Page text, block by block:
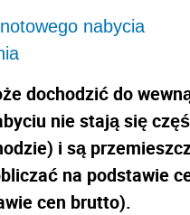
nabycia
dochodzić do
nie stają się
i są
na podstawie
cen brutto).